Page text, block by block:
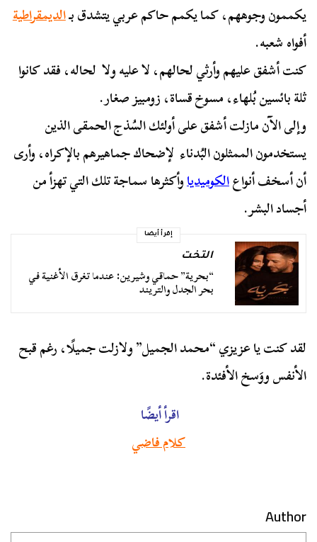
يكممون وجوههم، كما يكمم حاكم عربي يتشدق بـالديمقراطية
أفواه شعبه.
كنت أشفق عليهم وأرثي لحالهم، لا عليه ولا لحاله، فقد كانوا
ثلة بائسين بُلهاء، مسوخ قساة، زومبيز صغار.
وإلى الآن مازلت أشفق على أولئك السُذج الحمقى الذين
يستخدمون الممثلون البُدناء لإضحاك جماهيرهم بالإكراه، وأرى
أن أسخف أنواعالكوميدياوأكثرها سماجة تلك التي تهزأ من
أجساد البشر.
إقرأ أيضا
التخت
“بحرية” حماقي وشيرين: عندما تغرق الأغنية في
بحر الجدل والتريند
لقد كنت يا عزيزي “محمد الجميل” ولازلت جميلًا، رغم قبح
الأنفس ووَسخ الأفئدة.
اقرأ أيضًا
كلام فاضي
Author